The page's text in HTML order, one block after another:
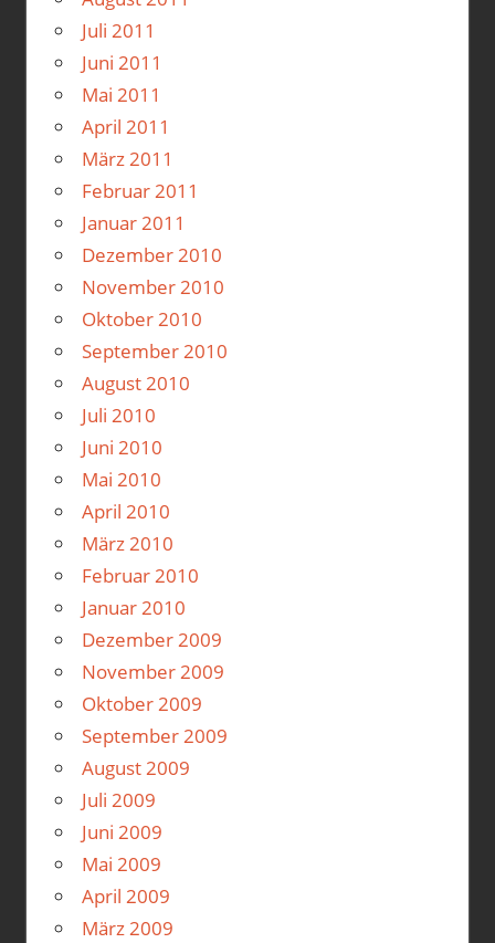
Juli 2011
Juni 2011
Mai 2011
April 2011
März 2011
Februar 2011
Januar 2011
Dezember 2010
November 2010
Oktober 2010
September 2010
August 2010
Juli 2010
Juni 2010
Mai 2010
April 2010
März 2010
Februar 2010
Januar 2010
Dezember 2009
November 2009
Oktober 2009
September 2009
August 2009
Juli 2009
Juni 2009
Mai 2009
April 2009
März 2009